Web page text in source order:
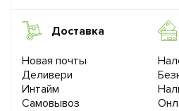
Доставка
Новая почты
Деливери
Интайм
Самовывоз